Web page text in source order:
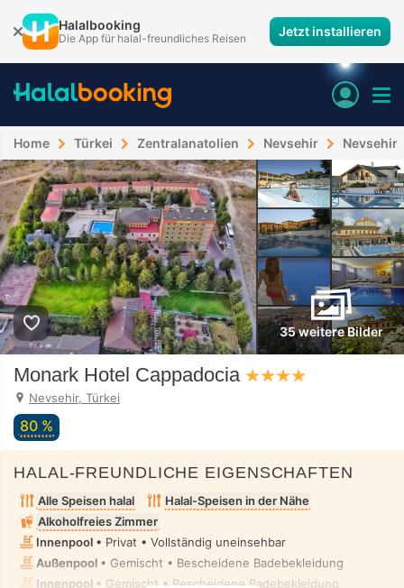
Halalbooking
Die App für halal-freundliches Reisen Jetzt installieren
Home Türkei Zentralanatolien Nevsehir Nevsehir
35 weitere Bilder
Monark Hotel Cappadocia
Nevsehir, Türkei
80 %
HALAL-FREUNDLICHE EIGENSCHAFTEN
Alle Speisen halal
Halal-Speisen in der Nähe
Alkoholfreies Zimmer
Innenpool • Privat • Vollständig uneinsehbar
Außenpool • Gemischt • Bescheidene Badebekleidung
Innenpool • Gemischt • Bescheidene Badebekleidung